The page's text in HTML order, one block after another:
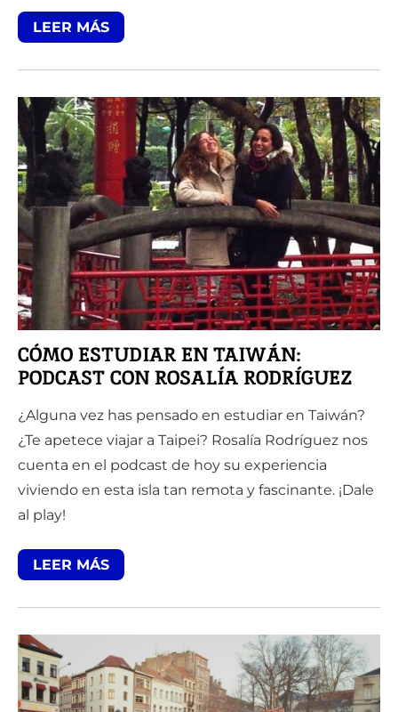
LEER MÁS
CÓMO ESTUDIAR EN TAIWÁN:
PODCAST CON ROSALÍA RODRÍGUEZ
¿Alguna vez has pensado en estudiar en Taiwán?
¿Te apetece viajar a Taipei? Rosalía Rodríguez nos
cuenta en el podcast de hoy su experiencia
viviendo en esta isla tan remota y fascinante. ¡Dale
al play!
LEER MÁS